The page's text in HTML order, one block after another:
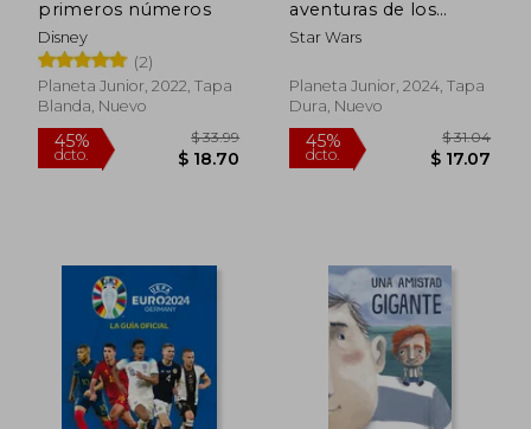
45%
dcto.
45%
primeros números
Disney
(2)
Planeta Junior, 2022, Tapa
Blanda, Nuevo
aventuras de los
jóvenes Jedi. Entreno
Jedi
Star Wars
Planeta Junior, 2024, Tapa
Dura, Nuevo